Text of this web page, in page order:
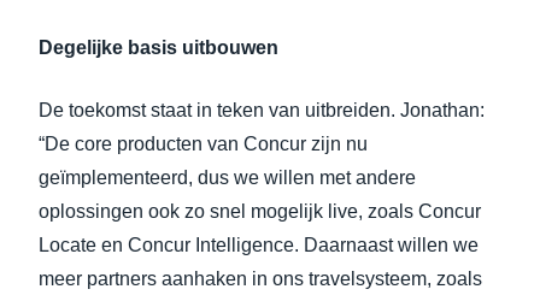
Degelijke basis uitbouwen
De toekomst staat in teken van uitbreiden. Jonathan:
“De core producten van Concur zijn nu
geïmplementeerd, dus we willen met andere
oplossingen ook zo snel mogelijk live, zoals Concur
Locate en Concur Intelligence. Daarnaast willen we
meer partners aanhaken in ons travelsysteem, zoals